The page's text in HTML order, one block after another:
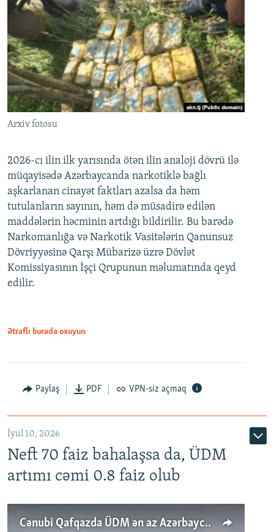
Arxiv fotosu
2026-cı ilin ilk yarısında ötən ilin analoji dövrü ilə
müqayisədə Azərbaycanda narkotiklə bağlı
aşkarlanan cinayət faktları azalsa da həm
tutulanların sayının, həm də müsadirə edilən
maddələrin həcminin artdığı bildirilir. Bu barədə
Narkomanlığa və Narkotik Vasitələrin Qanunsuz
Dövriyyəsinə Qarşı Mübarizə üzrə Dövlət
Komissiyasının İşçi Qrupunun məlumatında qeyd
edilir.
Ətraflı burada oxuyun
Paylaş PDF VPN-siz açmaq
İyul 10, 2026
Neft 70 faiz bahalaşsa da, ÜDM
artımı cəmi 0.8 faiz olub
Cənubi Qafqazda ÜDM ən az Azərbaycanda artır: Qonşuları niyə Bakını qabaqlaya bilir?